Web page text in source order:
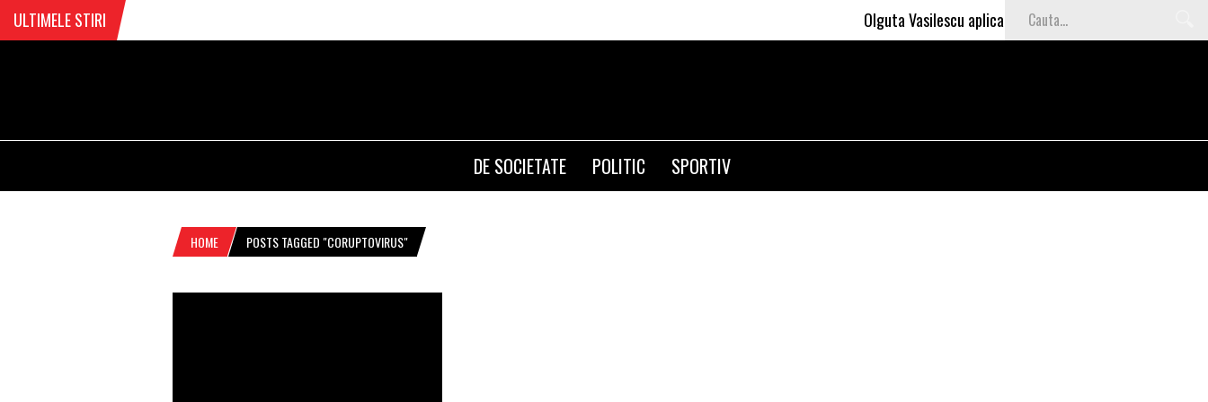
ULTIMELE STIRI Olguta Vasilescu aplica invataturile lui Nea Marin:
DE SOCIETATE POLITIC SPORTIV
HOME POSTS TAGGED "CORUPTOVIRUS"